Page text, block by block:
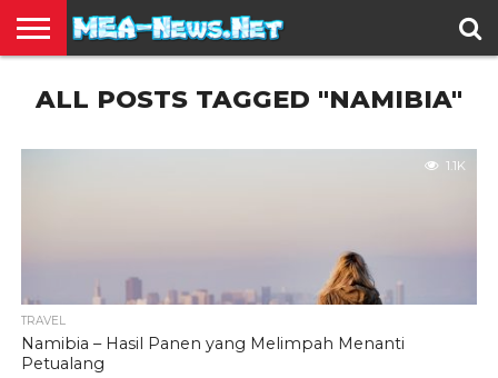
TERBARU
EDUKASI
HIBURAN
INSPIRASI
KESEHATAN
KULINER
OLAH
RAGA
OTOMOTIF
TRAVEL
JUAL
BELI
ALL POSTS TAGGED "NAMIBIA"
1.1K
TRAVEL
Namibia – Hasil Panen yang Melimpah Menanti
Petualang